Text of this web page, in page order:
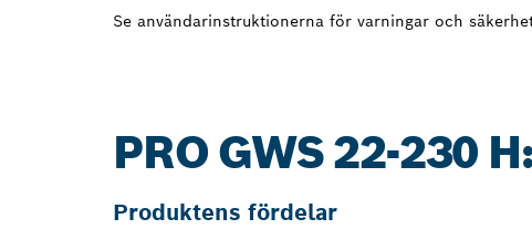
Se användarinstruktionerna för varningar och
PRO GWS 22-230
Produktens fördelar